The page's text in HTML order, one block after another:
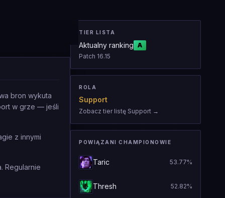
bron wykuta
w grze — jeśli
z innymi
Regularnie
TIER LISTA
Aktualny ranking A
Patch 16.15
ROLA
Support
Zobacz tier listę Support →
POWIĄZANI CHAMPIONOWIE
Taric 53.77%
Thresh 52.82%